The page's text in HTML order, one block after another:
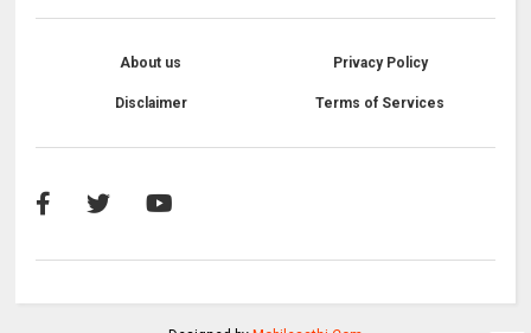
About us Privacy Policy
Disclaimer Terms of Services